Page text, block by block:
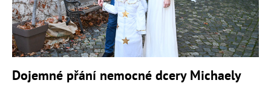
Dojemné přání nemocné dcery Michaely